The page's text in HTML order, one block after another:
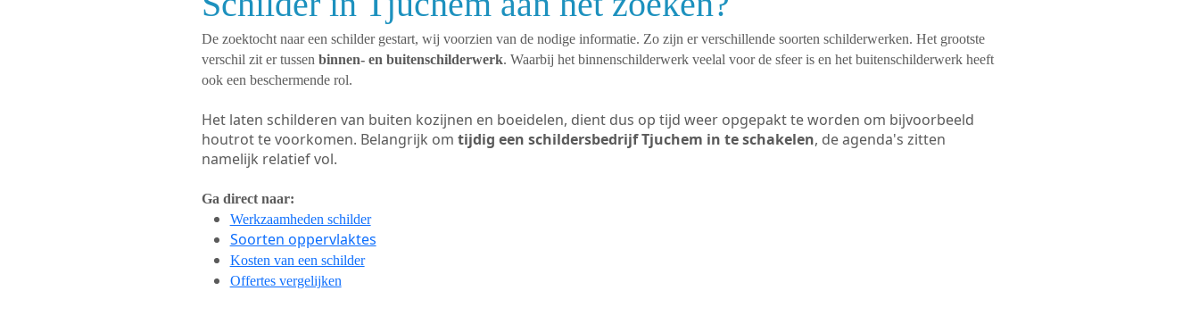
De zoektocht naar een schilder gestart, wij voorzien van de nodige informatie. Zo zijn er verschillende soorten schilderwerken. Het grootste
verschil zit er tussen binnen- en buitenschilderwerk. Waarbij het binnenschilderwerk veelal voor de sfeer is en het buitenschilderwerk heeft
ook een beschermende rol.
Het laten schilderen van buiten kozijnen en boeidelen, dient dus op tijd weer opgepakt te worden om bijvoorbeeld
houtrot te voorkomen. Belangrijk om tijdig een schildersbedrijf Tjuchem in te schakelen, de agenda's zitten
namelijk relatief vol.
Ga direct naar:
Werkzaamheden schilder
Soorten oppervlaktes
Kosten van een schilder
Offertes vergelijken